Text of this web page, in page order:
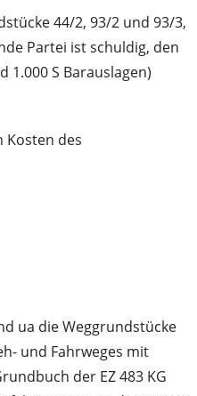
44/2, 93/2 und 93/3,
Partei ist schuldig, den
1.000 S Barauslagen)
Kosten des
ua die Weggrundstücke
und Fahrweges mit
der EZ 483 KG